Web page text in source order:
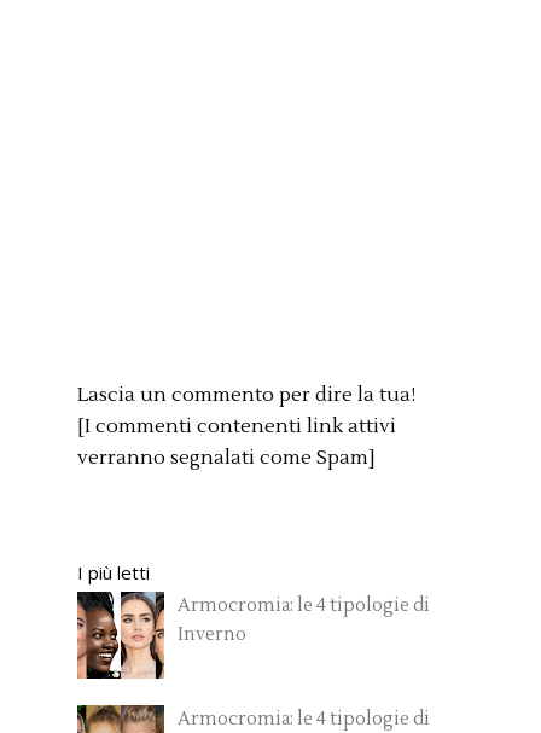
Lascia un commento per dire la tua!
[I commenti contenenti link attivi
verranno segnalati come Spam]
I più letti
Armocromia: le 4 tipologie di
Inverno
Armocromia: le 4 tipologie di